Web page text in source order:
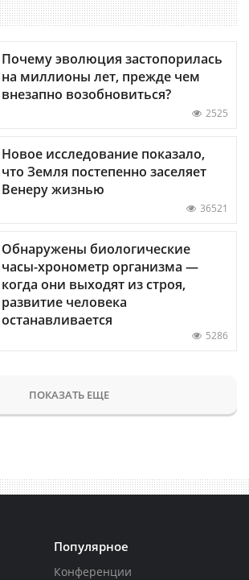
Почему эволюция застопорилась
на миллионы лет, прежде чем
внезапно возобновиться?
2525
Новое исследование показало,
что Земля постепенно заселяет
Венеру жизнью
36521
Обнаружены биологические
часы-хронометр организма —
когда они выходят из строя,
развитие человека
останавливается
5286
ПОКАЗАТЬ ЕЩЕ
Популярное
Конференции